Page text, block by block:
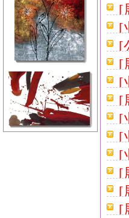
[
[
[
[
[
[
[
16[
24[
[
[
[